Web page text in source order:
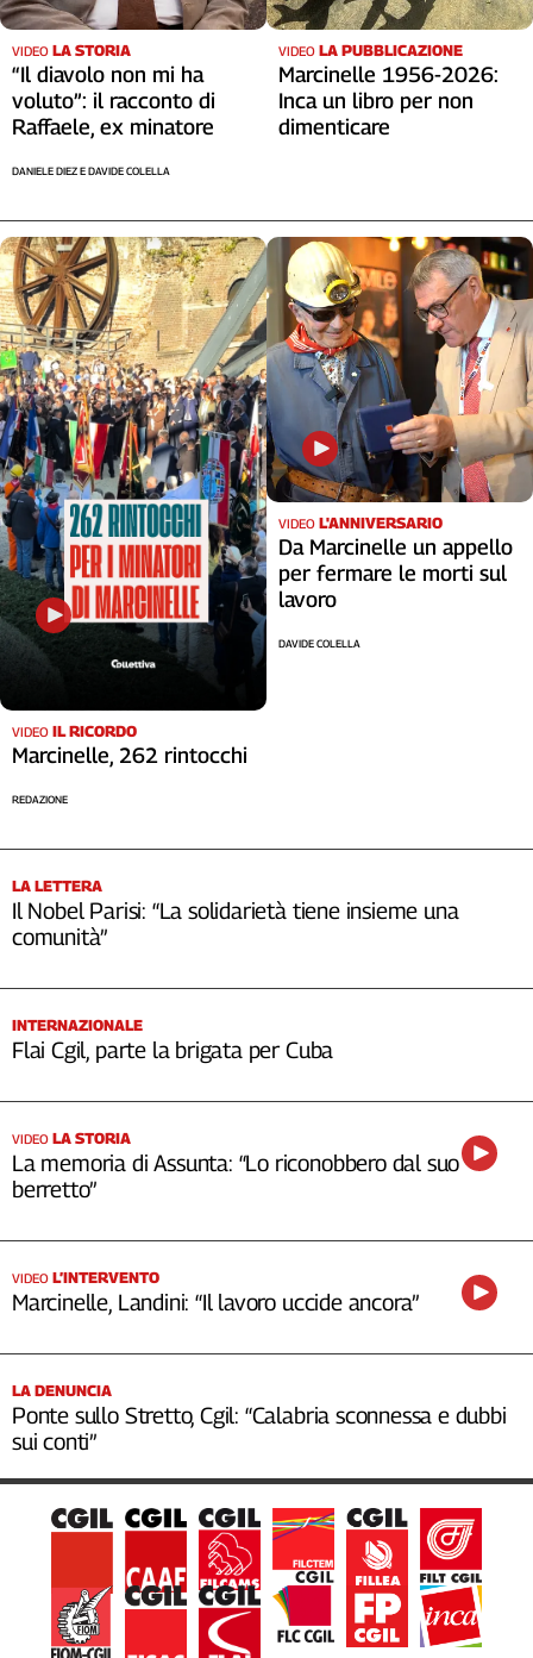
VIDEO LA STORIA
“Il diavolo non mi ha
voluto”: il racconto di
Raffaele, ex minatore
DANIELE DIEZ E DAVIDE COLELLA
VIDEO LA PUBBLICAZIONE
Marcinelle 1956-2026:
Inca un libro per non
dimenticare
VIDEO IL RICORDO
Marcinelle, 262 rintocchi
REDAZIONE
VIDEO L'ANNIVERSARIO
Da Marcinelle un appello
per fermare le morti sul
lavoro
DAVIDE COLELLA
LA LETTERA
Il Nobel Parisi: “La solidarietà tiene insieme una
comunità”
INTERNAZIONALE
Flai Cgil, parte la brigata per Cuba
VIDEO LA STORIA
La memoria di Assunta: “Lo riconobbero dal suo
berretto”
VIDEO L’INTERVENTO
Marcinelle, Landini: “Il lavoro uccide ancora”
LA DENUNCIA
Ponte sullo Stretto, Cgil: “Calabria sconnessa e dubbi
sui conti”